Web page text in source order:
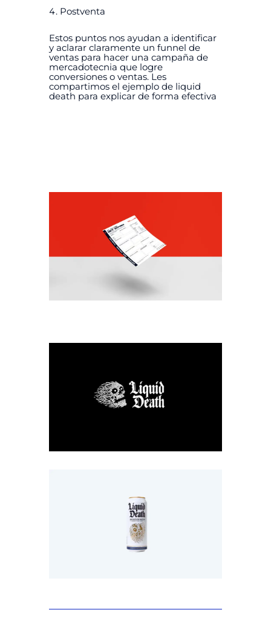
Postventa
Estos puntos nos ayudan a identificar
y aclarar claramente un funnel de
ventas para hacer una campaña de
mercadotecnia que logre
conversiones o ventas. Les
compartimos el ejemplo de liquid
death para explicar de forma efectiva